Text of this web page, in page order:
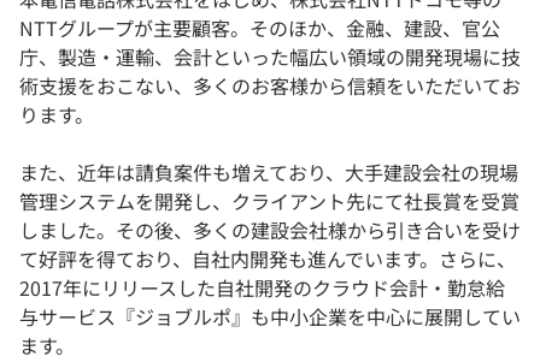
NTTグループが主要顧客。そのほか、金融、建設、官公
庁、製造・運輸、会計といった幅広い領域の開発現場に技
術支援をおこない、多くのお客様から信頼をいただいてお
ります。
また、近年は請負案件も増えており、大手建設会社の現場
管理システムを開発し、クライアント先にて社長賞を受賞
しました。その後、多くの建設会社様から引き合いを受け
て好評を得ており、自社内開発も進んでいます。さらに、
2017年にリリースした自社開発のクラウド会計・勤怠給
与サービス『ジョブルポ』も中小企業を中心に展開してい
ます。